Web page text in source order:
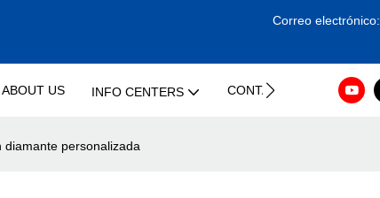
Correo electrónico:
ABOUT US INFO CENTERS CONTACT US
diamante personalizada